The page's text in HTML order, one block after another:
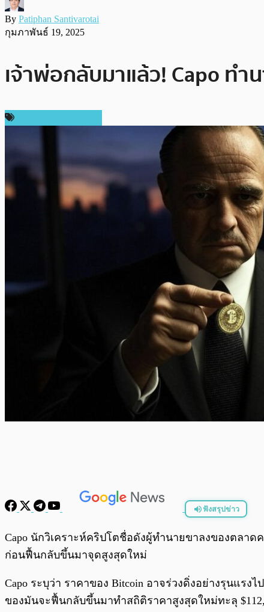
By Patiphan Santivarotai
กุมภาพันธ์ 19, 2025
เจ้าพ่อกลับมาแล้ว! Capo ทำ
ฟังสรุปข่าว
พร้อมเล่น
Capo นักวิเคราะห์คริปโตชื่อดังผู้ทำนายขาลงของตลาด
ก่อนฟื้นกลับขึ้นมาจุดสูงสุดใหม่
Capo ระบุว่า ราคาของ Bitcoin อาจร่วงดิ่งอย่างรุนแร
ของมันจะฟื้นกลับขึ้นมาทำสถิติราคาสูงสุดใหม่ทะลุ